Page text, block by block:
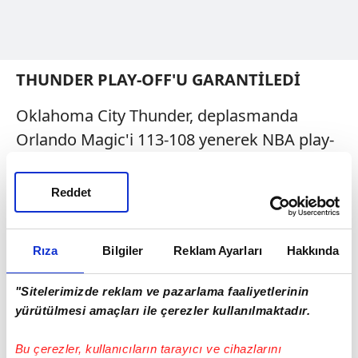
Rıza Bilgiler Reklam Ayarları Hakkında
"Sitelerimizde reklam ve pazarlama faaliyetlerinin
yürütülmesi amaçları ile çerezler kullanılmaktadır.
Bu çerezler, kullanıcıların tarayıcı ve cihazlarını
Reddet
THUNDER PLAY-OFF'U GARANTİLEDİ
Oklahoma City Thunder, deplasmanda
Orlando Magic'i 113-108 yenerek NBA play-
oldu. Kia Center'da oynanan mücadelede,
Thunder'da Shai Gilgeous-Alexander 40
sayıyla takımını taşıdı.
Chet Holmgren 20 sayı ve 12 ribauntla
"double-double" yaparken Ajay Mitchell 16
sayı kaydetti.